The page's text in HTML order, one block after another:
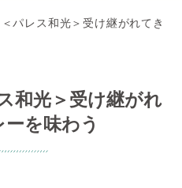
＜パレス和光＞受け継がれてき
和光＞受け継がれ
を味わう